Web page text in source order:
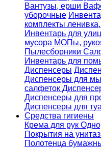
Вантузы, ерши
уборочные
комплекты
Инвентарь для
мусора МОПы,
Пылесборники
Инвентарь для
Диспенсеры
Диспенсеры для
салфеток
Диспенсеры для
Диспенсеры для
Средства гигиены
Крема для рук
Покрытия на унитаз
Полотенца